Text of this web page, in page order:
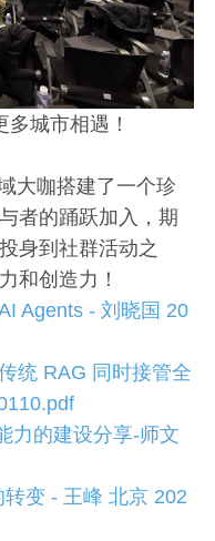
城市相遇！
大咖搭建了一个珍
者的踊跃加入，期
身到社群活动之
和创造力！
Agents - 刘晓国 20
统 RAG 同时接管全
力的建设分享-师文
变 - 王峰 北京 202